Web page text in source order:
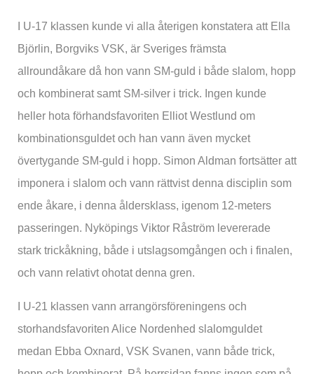
I U-17 klassen kunde vi alla återigen konstatera att Ella
Björlin, Borgviks VSK, är Sveriges främsta
allroundåkare då hon vann SM-guld i både slalom, hopp
och kombinerat samt SM-silver i trick. Ingen kunde
heller hota förhandsfavoriten Elliot Westlund om
kombinationsguldet och han vann även mycket
övertygande SM-guld i hopp. Simon Aldman fortsätter att
imponera i slalom och vann rättvist denna disciplin som
ende åkare, i denna åldersklass, igenom 12-meters
passeringen. Nyköpings Viktor Råström levererade
stark trickåkning, både i utslagsomgången och i finalen,
och vann relativt ohotat denna gren.
I U-21 klassen vann arrangörsföreningens och
storhandsfavoriten Alice Nordenhed slalomguldet
medan Ebba Oxnard, VSK Svanen, vann både trick,